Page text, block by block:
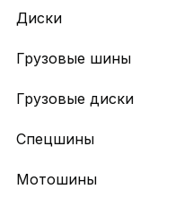
Диски
Грузовые шины
Грузовые диски
Спецшины
Мотошины